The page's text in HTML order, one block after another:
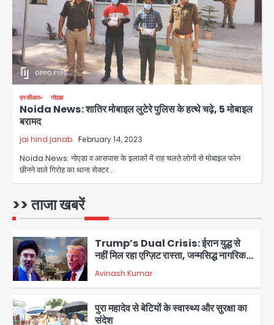
एनसीआर नोएडा
Noida News: शातिर मोबाइल लुटेरे पुलिस के हत्थे चढ़े, 5 मोबाइल
बरामद
jai hind janab February 14, 2023
Noida News: नोएडा व आसपास के इलाकों में राह चलते लोगों से मोबाइल फोन
छीनने वाले गिरोह का थाना सेक्टर…
>> ताजा खबरें
4
28 साल बाद कानून के शिकंजे में आया हत्या का
फरार आरोपी
Team JHJ
डबल मर्डर का मुख्य साजिशकर्ता क्राइम ब्रांच
Team JHJ
1
पर सुप्रीम कोर्ट को दी फिर चुनौती
2
पुरा महादेव से बेटियों के स्वास्थ्य और सुरक्षा का
संदेश